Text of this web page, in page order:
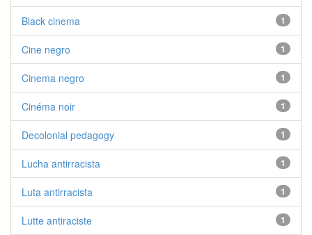
1
Black cinema
1
Cine negro
1
Cinema negro
1
Cinéma noir
1
Decolonial pedagogy
1
Lucha antirracista
1
Luta antirracista
1
Lutte antiraciste